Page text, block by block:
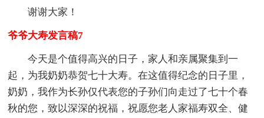
谢谢大家！
爷爷大寿发言稿7
今天是个值得高兴的日子，家人和亲属聚集到一
起，为我奶奶恭贺七十大寿。在这值得纪念的日子里，
奶奶，我作为长孙仅代表您的子孙们向走过了七十个春
秋的您，致以深深的祝福，祝愿您老人家福寿双全、健